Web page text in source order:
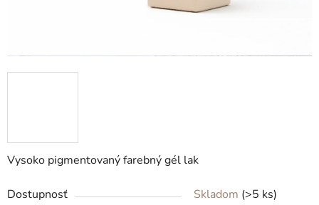
Vysoko pigmentovaný farebný gél lak
Dostupnosť Skladom (>5 ks)